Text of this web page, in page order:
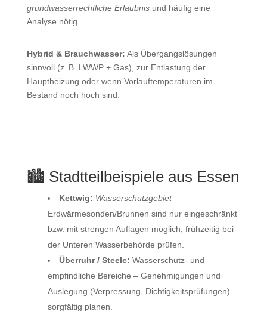
grundwasserrechtliche Erlaubnisund häufig eine
Analyse nötig.
Hybrid & Brauchwasser: Als Übergangslösungen
sinnvoll (z. B. LWWP + Gas), zur Entlastung der
Hauptheizung oder wenn Vorlauftemperaturen im
Bestand noch hoch sind.
🏙️ Stadtteilbeispiele aus Essen
Kettwig: Wasserschutzgebiet–
Erdwärmesonden/Brunnen sind nur eingeschränkt
bzw. mit strengen Auflagen möglich; frühzeitig bei
der Unteren Wasserbehörde prüfen.
Überruhr / Steele: Wasserschutz‑ und
empfindliche Bereiche – Genehmigungen und
Auslegung (Verpressung, Dichtigkeitsprüfungen)
sorgfältig planen.